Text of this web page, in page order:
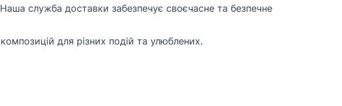
служба доставки забезпечує своєчасне та безпечне
для різних подій та улюблених.